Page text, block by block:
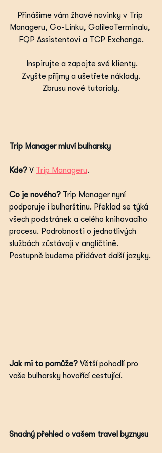
Přinášíme vám žhavé novinky v Trip
Manageru, Go-Linku, GalileoTerminalu,
FQP Assistentovi a TCP Exchange.
Inspirujte a zapojte své klienty.
Zbrusu nové tutorialy.
Trip Manager mluví bulharsky
Kde? V Trip Manageru.
Co je nového? Trip Manager nyní
podporuje i bulharštinu. Překlad se týká
všech podstránek a celého knihovacího
procesu. Podrobnosti o jednotlivých
službách zůstávají v angličtině.
Postupně budeme přidávat další jazyky.
Jak mi to pomůže? Větší pohodlí pro
vaše bulharsky hovořící cestující.
Snadný přehled o vašem travel byznysu